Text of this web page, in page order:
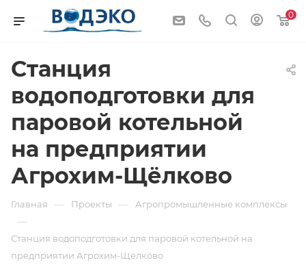
0
Станция
водоподготовки для
паровой котельной
на предприятии
Агрохим-Щёлково
Главная — Проекты — Агропромышленные комплексы
—
Станция водоподготовки для паровой котельной на
предприятии Агрохим-Щёлково